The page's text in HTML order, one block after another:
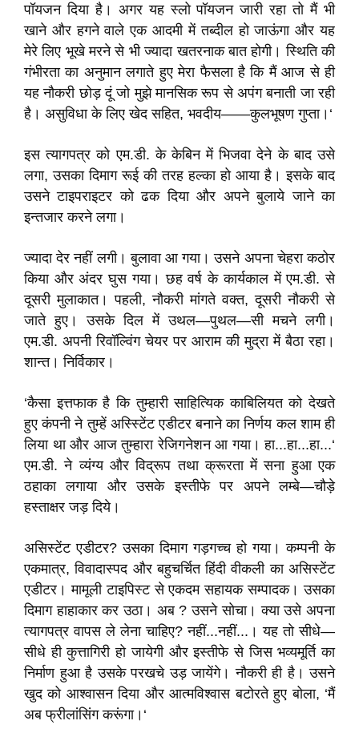
पॉयजन दिया है। अगर यह स्लो पॉयजन जारी रहा तो मैं भी
खाने और हगने वाले एक आदमी में तब्दील हो जाऊंगा और यह
मेरे लिए भूखे मरने से भी ज्यादा खतरनाक बात होगी। स्थिति की
गंभीरता का अनुमान लगाते हुए मेरा फैसला है कि मैं आज से ही
यह नौकरी छोड़ दूं जो मुझे मानसिक रूप से अपंग बनाती जा रही
है। असुविधा के लिए खेद सहित, भवदीय——कुलभूषण गुप्ता।‘
इस त्यागपत्र को एम.डी. के केबिन में भिजवा देने के बाद उसे
लगा, उसका दिमाग रूई की तरह हल्का हो आया है। इसके बाद
उसने टाइपराइटर को ढक दिया और अपने बुलाये जाने का
इन्तजार करने लगा।
ज्यादा देर नहीं लगी। बुलावा आ गया। उसने अपना चेहरा कठोर
किया और अंदर घुस गया। छह वर्ष के कार्यकाल में एम.डी. से
दूसरी मुलाकात। पहली, नौकरी मांगते वक्त, दूसरी नौकरी से
जाते हुए। उसके दिल में उथल—पुथल—सी मचने लगी।
एम.डी. अपनी रिवॉल्विंग चेयर पर आराम की मुद्रा में बैठा रहा।
शान्त। निर्विकार।
‘कैसा इत्तफाक है कि तुम्हारी साहित्यिक काबिलियत को देखते
हुए कंपनी ने तुम्हें अस्स्टिेंट एडीटर बनाने का निर्णय कल शाम ही
लिया था और आज तुम्हारा रेजिगनेशन आ गया। हा...हा...हा...‘
एम.डी. ने व्यंग्य और विद्रूप तथा क्रूरता में सना हुआ एक
ठहाका लगाया और उसके इस्तीफे पर अपने लम्बे—चौड़े
हस्ताक्षर जड़ दिये।
असिस्टेंट एडीटर? उसका दिमाग गड़गच्च हो गया। कम्पनी के
एकमात्र, विवादास्पद और बहुचर्चित हिंदी वीकली का असिस्टेंट
एडीटर। मामूली टाइपिस्ट से एकदम सहायक सम्पादक। उसका
दिमाग हाहाकार कर उठा। अब ? उसने सोचा। क्या उसे अपना
त्यागपत्र वापस ले लेना चाहिए? नहीं...नहीं...। यह तो सीधे—
सीधे ही कुत्तागिरी हो जायेगी और इस्तीफे से जिस भव्यमूर्ति का
निर्माण हुआ है उसके परखचे उड़ जायेंगे। नौकरी ही है। उसने
खुद को आश्वासन दिया और आत्मविश्वास बटोरते हुए बोला, ‘मैं
अब फ्रीलांसिंग करूंगा।‘